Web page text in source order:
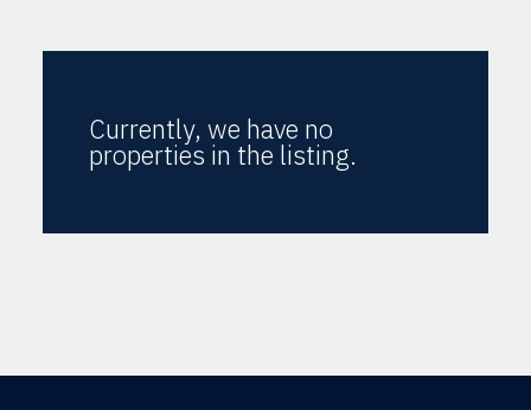
Currently, we have no
properties in the listing.